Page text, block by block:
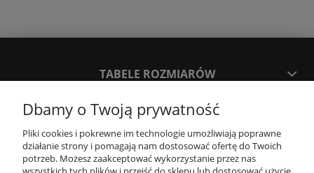
TABELE ROZMIARÓW
SPOSOBY PŁATNOŚCI ORAZ CZAS I KOSZTY DOSTAWY
DOSTAWY
Dbamy o Twoją prywatność
Pliki cookies i pokrewne im technologie umożliwiają poprawne
działanie strony i pomagają nam dostosować ofertę do Twoich
potrzeb. Możesz zaakceptować wykorzystanie przez nas